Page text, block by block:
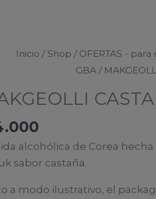
Inicio / Shop / OFERTAS -
GBA /
alcohólica de Corea
sabor castaña.
a modo ilustrativo, el